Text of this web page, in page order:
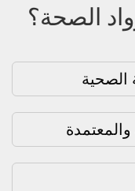
الصحة؟